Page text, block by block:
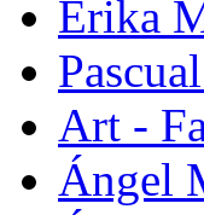
Erika
Art -
Ángel